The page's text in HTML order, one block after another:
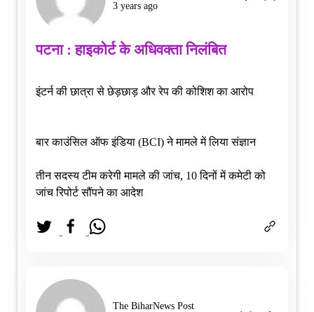
3 years ago
पटना : हाइकोर्ट के अधिवक्ता निलंबित
इंटर्न की छात्रा से छेड़छाड़ और रेप की कोशिश का आरोप
बार काउंसिल ऑफ इंडिया (BCI) ने मामले में लिया संज्ञान
तीन सदस्य टीम करेगी मामले की जांच, 10 दिनों में कमेटी को
जांच रिपोर्ट सौंपने का आदेश
The BiharNews Post